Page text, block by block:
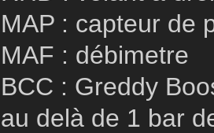
MAP : capteur de
MAF : débimetre
BCC : Greddy
au delà de 1 bar